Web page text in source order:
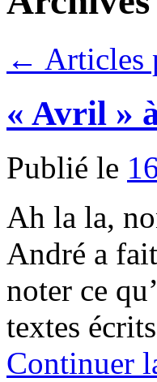
← Articles
« Avril »
Publié le
Ah la la,
André a
noter ce
textes
Continuer